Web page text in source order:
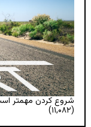
شروع کردن مهمتر
(۱۱,۰۸۲)